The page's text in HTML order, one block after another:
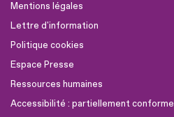
Mentions légales
Lettre d'information
Politique cookies
Espace Presse
Ressources humaines
Accessibilité : partiellement conforme